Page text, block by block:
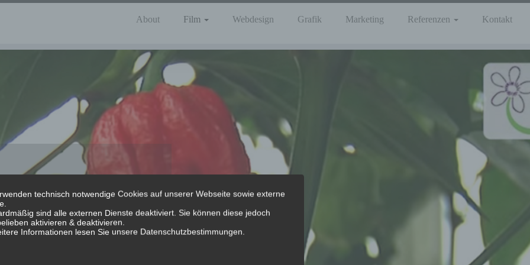
About Film Webdesign Grafik Marketing Referenzen Kontakt
Förth in Neusorg.
technisch notwendige Cookies auf unserer Webseite sowie externe
sind alle externen Dienste deaktiviert. Sie können diese jedoch
aktivieren & deaktivieren.
Informationen lesen Sie unsere Datenschutzbestimmungen.